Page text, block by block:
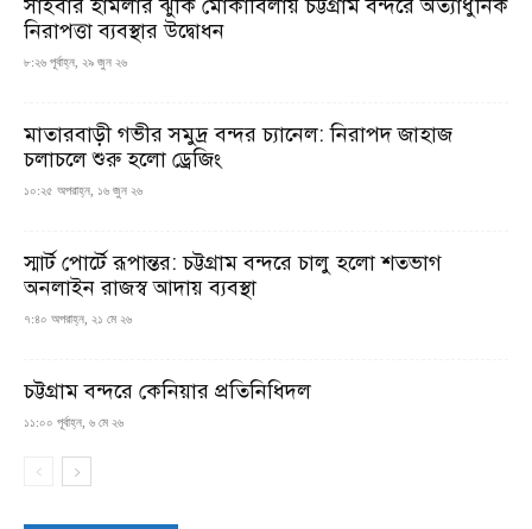
সাইবার হামলার ঝুঁকি মোকাবিলায় চট্টগ্রাম বন্দরে অত্যাধুনিক
নিরাপত্তা ব্যবস্থার উদ্বোধন
৮:২৬ পূর্বাহ্ন, ২৯ জুন ২৬
মাতারবাড়ী গভীর সমুদ্র বন্দর চ্যানেল: নিরাপদ জাহাজ
চলাচলে শুরু হলো ড্রেজিং
১০:২৫ অপরাহ্ন, ১৬ জুন ২৬
স্মার্ট পোর্টে রূপান্তর: চট্টগ্রাম বন্দরে চালু হলো শতভাগ
অনলাইন রাজস্ব আদায় ব্যবস্থা
৭:৪০ অপরাহ্ন, ২১ মে ২৬
চট্টগ্রাম বন্দরে কেনিয়ার প্রতিনিধিদল
১১:০০ পূর্বাহ্ন, ৬ মে ২৬